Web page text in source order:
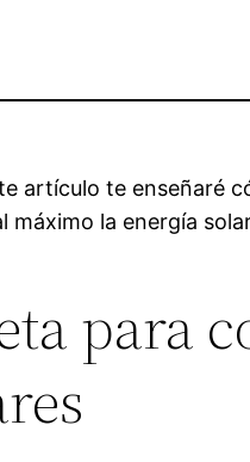
artículo te enseñaré
máximo la energía
para